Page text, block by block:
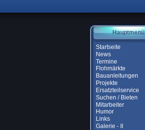
Hauptmenü
Startseite
News
Termine
Flohmärkte
Bauanleitungen
Projekte
Ersatzteilservice
Suchen / Bieten
Mitarbeiter
Humor
Links
Galerie - II